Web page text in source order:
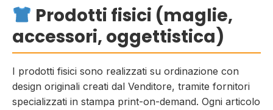
Prodotti fisici (maglie,
accessori, oggettistica)
I prodotti fisici sono realizzati su ordinazione con
design originali creati dal Venditore, tramite fornitori
specializzati in stampa print-on-demand. Ogni articolo